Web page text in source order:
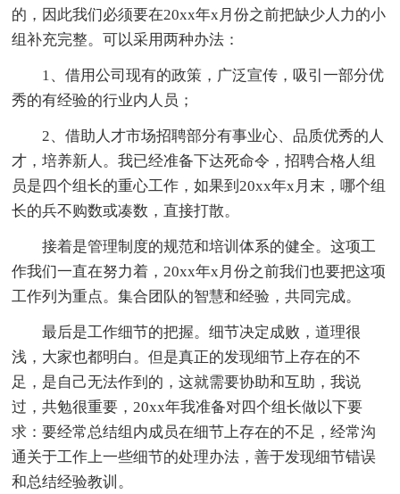
的，因此我们必须要在20xx年x月份之前把缺少人力的小
组补充完整。可以采用两种办法：
1、借用公司现有的政策，广泛宣传，吸引一部分优
秀的有经验的行业内人员；
2、借助人才市场招聘部分有事业心、品质优秀的人
才，培养新人。我已经准备下达死命令，招聘合格人组
员是四个组长的重心工作，如果到20xx年x月末，哪个组
长的兵不购数或凑数，直接打散。
接着是管理制度的规范和培训体系的健全。这项工
作我们一直在努力着，20xx年x月份之前我们也要把这项
工作列为重点。集合团队的智慧和经验，共同完成。
最后是工作细节的把握。细节决定成败，道理很
浅，大家也都明白。但是真正的发现细节上存在的不
足，是自己无法作到的，这就需要协助和互助，我说
过，共勉很重要，20xx年我准备对四个组长做以下要
求：要经常总结组内成员在细节上存在的不足，经常沟
通关于工作上一些细节的处理办法，善于发现细节错误
和总结经验教训。